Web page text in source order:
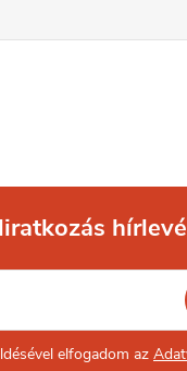
elfogadom az